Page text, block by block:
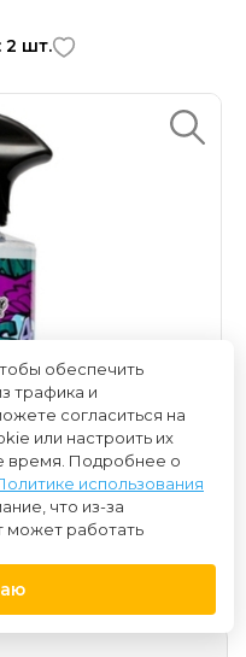
2 шт.
обеспечить
трафика и
согласиться на
или настроить их
время. Подробнее о
использования
что из-за
может работать